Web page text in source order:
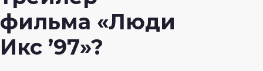
фильма «Люди
Икс ’97»?